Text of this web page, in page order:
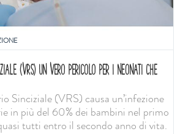
(VRS) UN VERO PERICOLO PER I NEONATI CHE
Sinciziale (VRS) causa un’infezione
in più del 60% dei bambini nel primo
tutti entro il secondo anno di vita.